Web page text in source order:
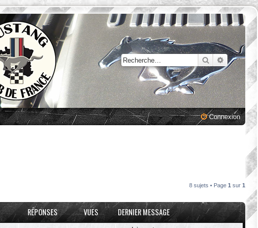
Rechercher
Connexion
8 sujets • Page 1 sur 1
RÉPONSES VUES DERNIER MESSAGE